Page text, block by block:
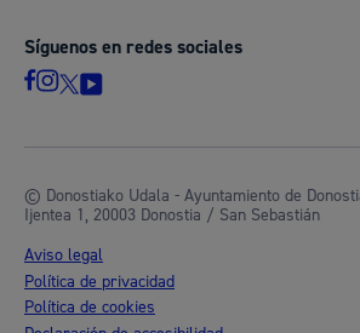
Síguenos en redes sociales
© Donostiako Udala - Ayuntamiento de
Ijentea 1, 20003 Donostia / San Sebastián
Aviso legal
Política de privacidad
Política de cookies